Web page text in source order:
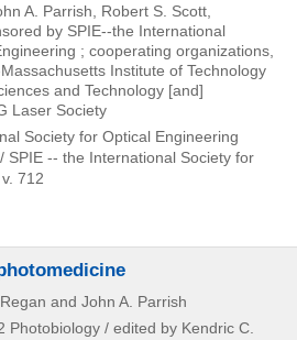
A. Parrish, Robert S. Scott,
by SPIE--the International
; cooperating organizations,
Institute of Technology
and Technology [and]
Laser Society
Society for Optical Engineering
SPIE -- the International Society for
712
and John A. Parrish
Photobiology / edited by Kendric C.